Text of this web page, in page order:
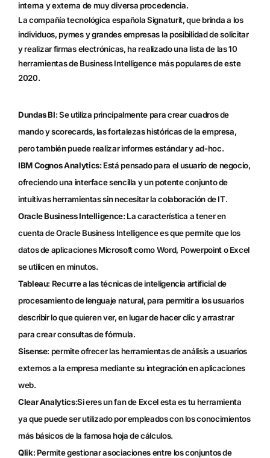
interna y externa de muy diversa procedencia.
La compañía tecnológica española Signaturit, que brinda a los
individuos, pymes y grandes empresas la posibilidad de solicitar
y realizar firmas electrónicas, ha realizado una lista de las 10
herramientas de Business Intelligence más populares de este
2020.
Dundas BI: Se utiliza principalmente para crear cuadros de
mando y scorecards, las fortalezas históricas de la empresa,
pero también puede realizar informes estándar y ad-hoc.
IBM Cognos Analytics:Está pensado para el usuario de negocio,
ofreciendo una interface sencilla y un potente conjunto de
intuitivas herramientas sin necesitar la colaboración de IT.
Oracle Business Intelligence:La característica a tener en
cuenta de Oracle Business Intelligence es que permite que los
datos de aplicaciones Microsoft como Word, Powerpoint o Excel
se utilicen en minutos.
Tableau: Recurre a las técnicas de inteligencia artificial de
procesamiento de lenguaje natural, para permitir a los usuarios
describir lo que quieren ver, en lugar de hacer clic y arrastrar
para crear consultas de fórmula.
Sisense: permite ofrecer las herramientas de análisis a usuarios
externos a la empresa mediante su integración en aplicaciones
web.
Clear Analytics:Si eres un fan de Excel esta es tu herramienta
ya que puede ser utilizado por empleados con los conocimientos
más básicos de la famosa hoja de cálculos.
Qlik: Permite gestionar asociaciones entre los conjuntos de